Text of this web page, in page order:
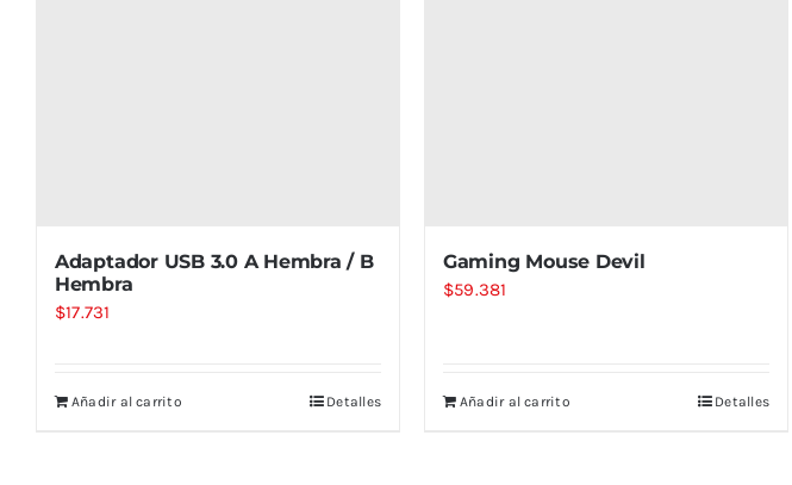
Adaptador USB 3.0 A Hembra / B
Hembra
$17.731
Añadir al carrito Detalles
Gaming Mouse Devil
$59.381
Añadir al carrito Detalles